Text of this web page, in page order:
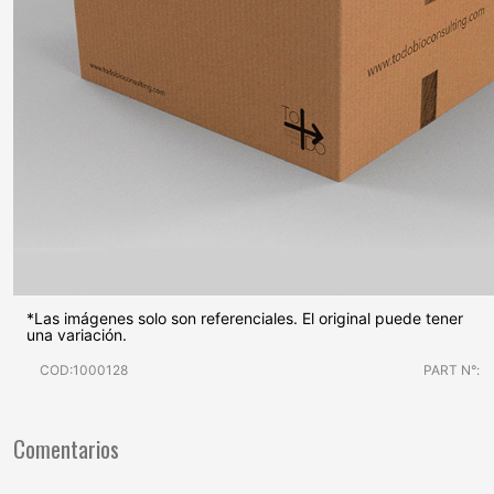
*Las imágenes solo son referenciales. El original puede tener
una variación.
COD:1000128 PART N°:
Comentarios